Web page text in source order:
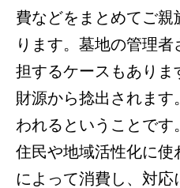
費などをまとめてご
ります。墓地の管理
担するケースもあり
財源から捻出されま
われるということです。
住民や地域活性化に
によって消費し、対